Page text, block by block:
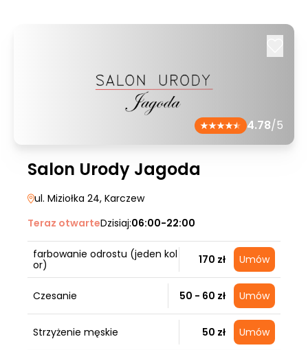
4.78/5
Salon Urody Jagoda
ul. Miziołka 24, Karczew
Teraz otwarteDzisiaj:06:00-22:00
farbowanie odrostu (jeden kol
or)
170 zł Umów
Czesanie 50 - 60 zł Umów
Strzyżenie męskie 50 zł Umów